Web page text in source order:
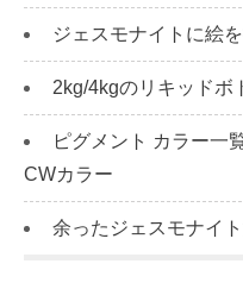
ジェスモナイトに絵
2kg/4kgのリキッドボ
ピグメント カラー一
CWカラー
余ったジェスモナイ